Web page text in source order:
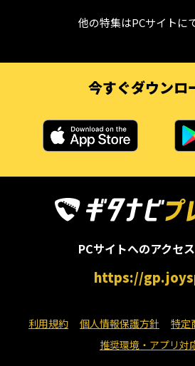
他の特集はPCサイトに
今すぐダウンロ
PCサイトへのアクセ
https://
利用規約 個人情報保護方針
特定
推奨環境・アプリ対